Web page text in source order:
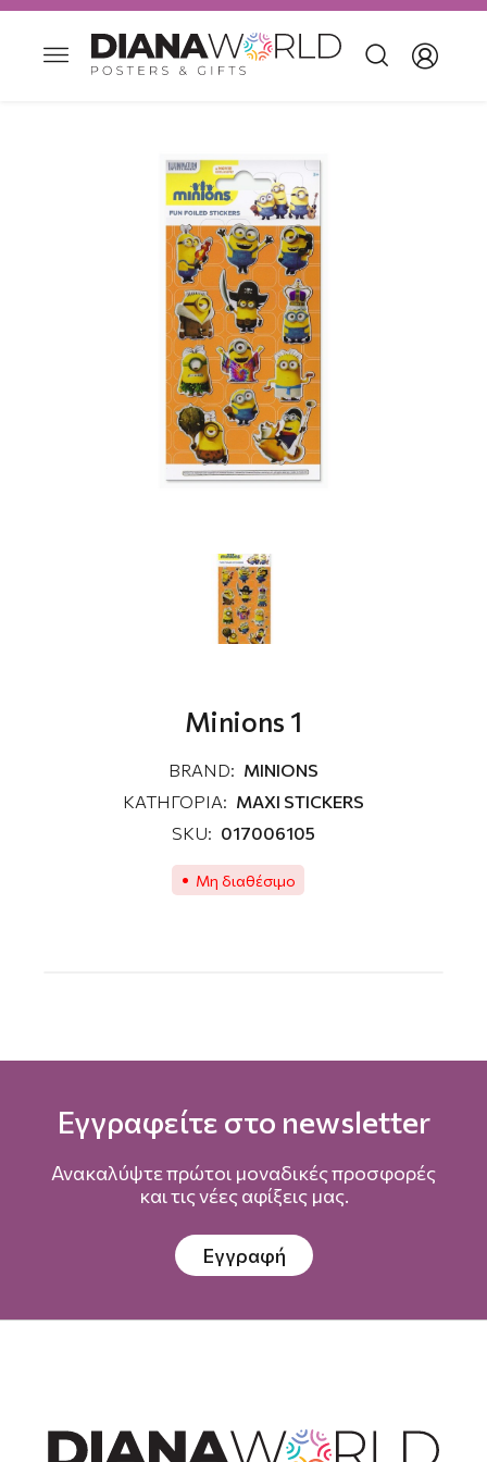
Minions 1
BRAND: MINIONS
ΚΑΤΗΓΟΡΙΑ: MAXI STICKERS
SKU: 017006105
Μη διαθέσιμο
Εγγραφείτε στο newsletter
Ανακαλύψτε πρώτοι μοναδικές προσφορές
και τις νέες αφίξεις μας.
Εγγραφή